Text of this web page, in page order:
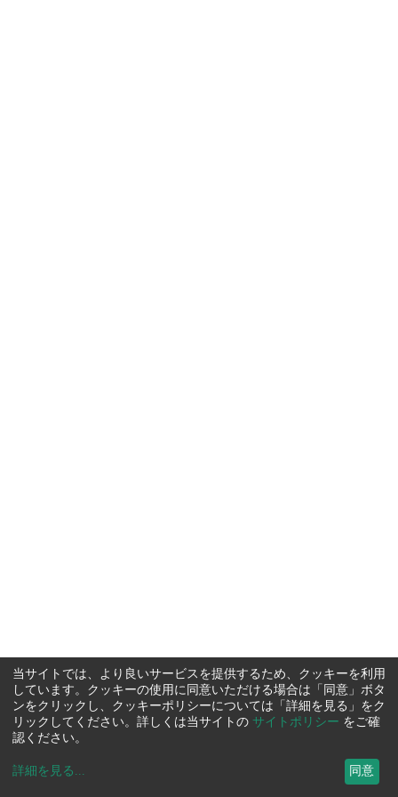
当サイトでは、より良いサービスを提供するため、クッキーを利用
しています。クッキーの使用に同意いただける場合は「同意」ボタ
ンをクリックし、クッキーポリシーについては「詳細を見る」をク
リックしてください。詳しくは当サイトの サイトポリシー をご確
認ください。
詳細を見る ... 同意